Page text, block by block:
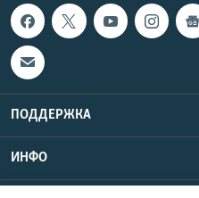
ПОДДЕРЖКА
ИНФО